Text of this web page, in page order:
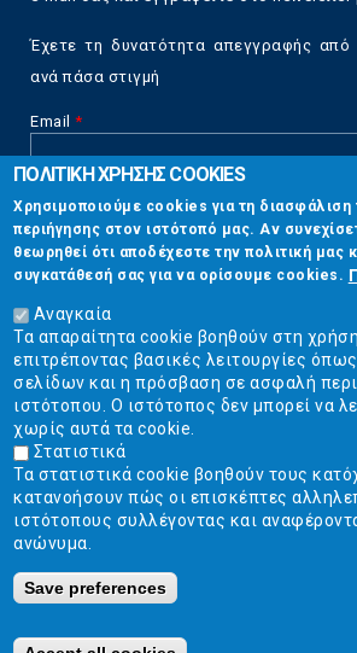
Έχετε τη δυνατότητα απεγγραφής
ανά πάσα στιγμή
Email *
CAPTCHA
This
question is
for testing
whether or
not you are a
human visitor
and to
prevent
automated
spam
submissions.
5+2
Επικοινωνία
Στουρνάρη 17, Αθήνα 10683
2103304444
info@ekpizo.gr
www.ekpizo.gr
Δευ - Πεμ:10:00 πμ - 2:00 μμ
Σάβ - Κυρ: Κλειστά
ΠΟΛΙΤΙΚΗ ΧΡΗΣΗΣ COOKIES
Χρησιμοποιούμε cookies για τη διασφάλιση
περιήγησης στον ιστότοπό μας. Αν
θεωρηθεί ότι αποδέχεστε την πολιτική μας
συγκατάθεσή σας για να ορίσουμε cookies.
Αναγκαία
Τα απαραίτητα cookie βοηθούν στη
επιτρέποντας βασικές λειτουργίες
σελίδων και η πρόσβαση σε ασφαλή
ιστότοπου. Ο ιστότοπος δεν μπορεί να
χωρίς αυτά τα cookie.
Στατιστικά
Τα στατιστικά cookie βοηθούν τους
κατανοήσουν πώς οι επισκέπτες
ιστότοπους συλλέγοντας και
ανώνυμα.
Save preferences